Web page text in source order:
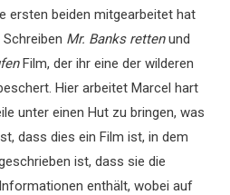
ersten beiden mitgearbeitet hat
Mr. Banks rettenund
Film, der ihr eine der wilderen
Hier arbeitet Marcel hart
unter einen Hut zu bringen, was
dass dies ein Film ist, in dem
ist, dass sie die
enthält, wobei auf